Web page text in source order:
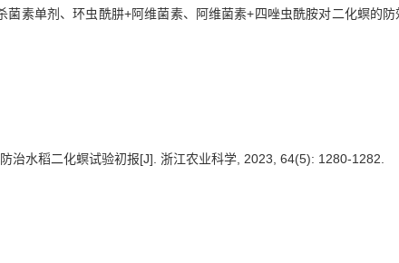
素单剂、环虫酰肼+阿维菌素、阿维菌素+四唑虫酰胺对二化螟的
治水稻二化螟试验初报[J]. 浙江农业科学, 2023, 64(5): 1280-1282.